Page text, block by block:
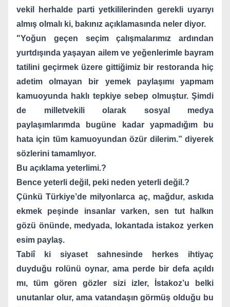
vekil herhalde parti yetkililerinden gerekli uyarıyı
almış olmalı ki, bakınız açıklamasında neler diyor.
"Yoğun geçen seçim çalışmalarımız ardından
yurtdışında yaşayan ailem ve yeğenlerimle bayram
tatilini geçirmek üzere gittiğimiz bir restoranda hiç
adetim olmayan bir yemek paylaşımı yapmam
kamuoyunda haklı tepkiye sebep olmuştur. Şimdi
de milletvekili olarak sosyal medya
paylaşımlarımda bugüne kadar yapmadığım bu
hata için tüm kamuoyundan özür dilerim.” diyerek
sözlerini tamamlıyor.
Bu açıklama yeterlimi.?
Bence yeterli değil, peki neden yeterli değil.?
Çünkü Türkiye’de milyonlarca aç, mağdur, askıda
ekmek peşinde insanlar varken, sen tut halkın
gözü önünde, medyada, lokantada istakoz yerken
esim paylaş.
Tabiî ki siyaset sahnesinde herkes ihtiyaç
duyduğu rolünü oynar, ama perde bir defa açıldı
mı, tüm gören gözler sizi izler, İstakoz’u belki
unutanlar olur, ama vatandaşın görmüş olduğu bu